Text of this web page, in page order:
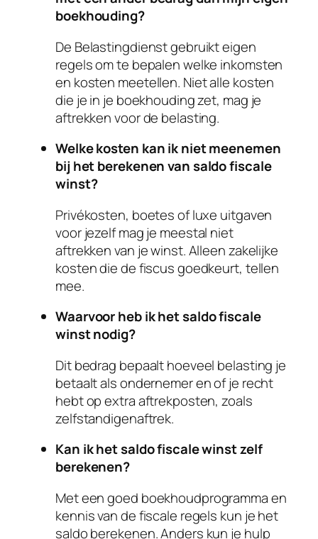
boekhouding?
De Belastingdienst gebruikt eigen
regels om te bepalen welke inkomsten
en kosten meetellen. Niet alle kosten
die je in je boekhouding zet, mag je
aftrekken voor de belasting.
Welke kosten kan ik niet meenemen
bij het berekenen van saldo fiscale
winst?
Privékosten, boetes of luxe uitgaven
voor jezelf mag je meestal niet
aftrekken van je winst. Alleen zakelijke
kosten die de fiscus goedkeurt, tellen
mee.
Waarvoor heb ik het saldo fiscale
winst nodig?
Dit bedrag bepaalt hoeveel belasting je
betaalt als ondernemer en of je recht
hebt op extra aftrekposten, zoals
zelfstandigenaftrek.
Kan ik het saldo fiscale winst zelf
berekenen?
Met een goed boekhoudprogramma en
kennis van de fiscale regels kun je het
saldo berekenen. Anders kun je hulp